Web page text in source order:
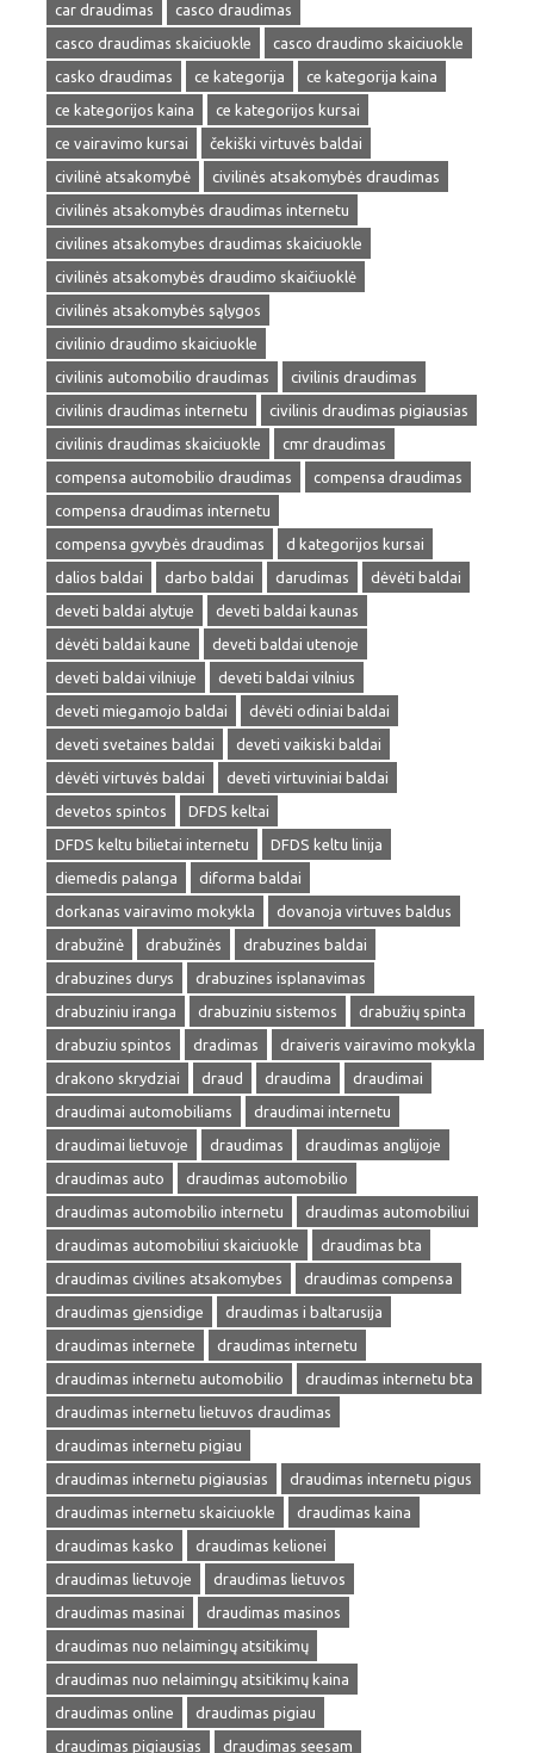
car draudimas
casco draudimas
casco draudimas skaiciuokle
casco draudimo skaiciuokle
casko draudimas
ce kategorija
ce kategorija kaina
ce kategorijos kaina
ce kategorijos kursai
ce vairavimo kursai
čekiški virtuvės baldai
civilinė atsakomybė
civilinės atsakomybės draudimas
civilinės atsakomybės draudimas internetu
civilines atsakomybes draudimas skaiciuokle
civilinės atsakomybės draudimo skaičiuoklė
civilinės atsakomybės sąlygos
civilinio draudimo skaiciuokle
civilinis automobilio draudimas
civilinis draudimas
civilinis draudimas internetu
civilinis draudimas pigiausias
civilinis draudimas skaiciuokle
cmr draudimas
compensa automobilio draudimas
compensa draudimas
compensa draudimas internetu
compensa gyvybės draudimas
d kategorijos kursai
dalios baldai
darbo baldai darudimas
dėvėti baldai
deveti baldai alytuje
deveti baldai kaunas
dėvėti baldai kaune
deveti baldai utenoje
deveti baldai vilniuje
deveti baldai vilnius
deveti miegamojo baldai
dėvėti odiniai baldai
deveti svetaines baldai
deveti vaikiski baldai
dėvėti virtuvės baldai
deveti virtuviniai baldai
devetos spintos
DFDS keltai
DFDS keltu bilietai internetu
DFDS keltu linija
diemedis palanga
diforma baldai
dorkanas vairavimo mokykla
dovanoja virtuves baldus
drabužinė
drabužinės
drabuzines baldai
drabuzines durys
drabuzines isplanavimas
drabuziniu iranga
drabuziniu sistemos
drabužių spinta
drabuziu spintos
dradimas
draiveris vairavimo mokykla
drakono skrydziai
draud draudima
draudimai
draudimai automobiliams
draudimai internetu
draudimai lietuvoje
draudimas
draudimas anglijoje
draudimas auto
draudimas automobilio
draudimas automobilio internetu
draudimas automobiliui
draudimas automobiliui skaiciuokle
draudimas bta
draudimas civilines atsakomybes
draudimas compensa
draudimas gjensidige
draudimas i baltarusija
draudimas internete
draudimas internetu
draudimas internetu automobilio
draudimas internetu bta
draudimas internetu lietuvos draudimas
draudimas internetu pigiau
draudimas internetu pigiausias
draudimas internetu pigus
draudimas internetu skaiciuokle
draudimas kaina
draudimas kasko
draudimas kelionei
draudimas lietuvoje
draudimas lietuvos
draudimas masinai
draudimas masinos
draudimas nuo nelaimingų atsitikimų
draudimas nuo nelaimingų atsitikimų kaina
draudimas online
draudimas pigiau
draudimas pigiausias
draudimas seesam